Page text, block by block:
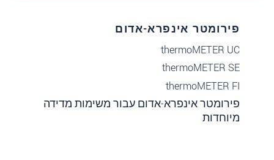
פירומטר אינפרא-אדום
thermoMETER UC
thermoMETER SE
thermoMETER FI
פירומטר אינפרא-אדום עבור משימות מדידה
מיוחדות